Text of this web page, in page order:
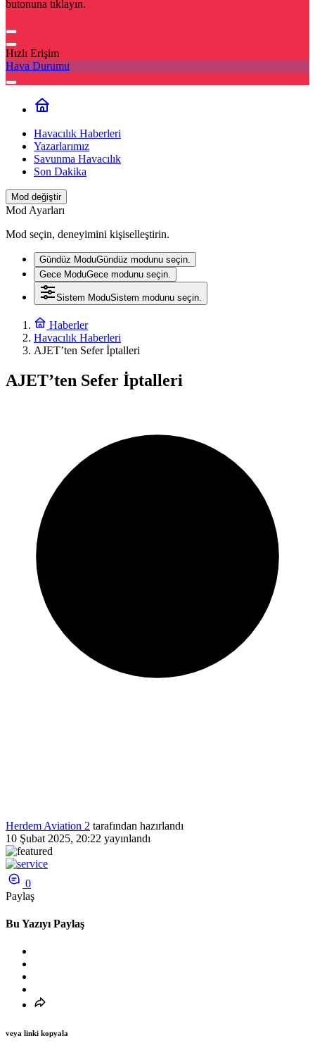
butonuna tıklayın.
Hızlı Erişim
Hava Durumu
Havacılık Haberleri
Yazarlarımız
Savunma Havacılık
Son Dakika
Mod değiştir
Mod Ayarları
Mod seçin, deneyimini kişiselleştirin.
Gündüz ModuGündüz modunu seçin.
Gece ModuGece modunu seçin.
Sistem ModuSistem modunu seçin.
Haberler
Havacılık Haberleri
AJET’ten Sefer İptalleri
AJET’ten Sefer İptalleri
Herdem Aviation 2 tarafından hazırlandı
10 Şubat 2025, 20:22 yayınlandı
0
Paylaş
Bu Yazıyı Paylaş
veya linki kopyala